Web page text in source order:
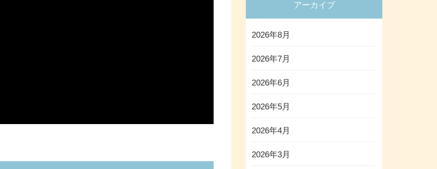
アーカイブ
2026年8月
2026年7月
2026年6月
2026年5月
2026年4月
2026年3月